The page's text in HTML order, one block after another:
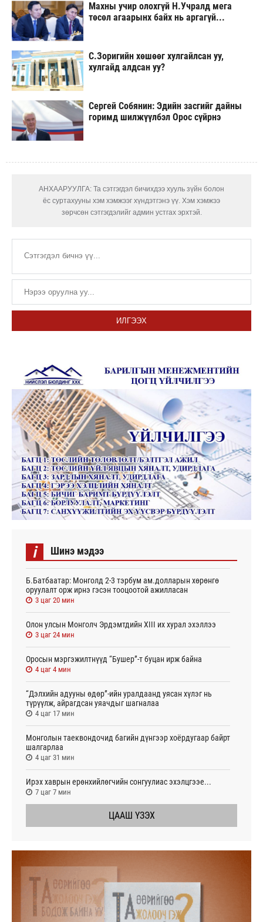
Махны учир олохгүй Н.Учралд мега
төсөл агаарынх байх нь аргагүй...
С.Зоригийн хөшөөг хулгайлсан уу,
хулгайд алдсан уу?
Сергей Собянин: Эдийн засгийг дайны
горимд шилжүүлбэл Орос сүйрнэ
АНХААРУУЛГА: Та сэтгэгдэл бичихдээ хууль зүйн болон
ёс суртахууны хэм хэмжээг хүндэтгэнэ үү. Хэм хэмжээ
зөрчсөн сэтгэгдэлийг админ устгах эрхтэй.
ИЛГЭЭХ
i Шинэ мэдээ
Б.Батбаатар: Монголд 2-3 тэрбум ам.долларын хөрөнгө
оруулалт орж ирнэ гэсэн тооцоотой ажилласан
3 цаг 20 мин
Олон улсын Монголч Эрдэмтдийн XIII их хурал эхэллээ
3 цаг 24 мин
Оросын мэргэжилтнүүд “Бушер”-т буцан ирж байна
4 цаг 4 мин
“Дэлхийн адууны өдөр”-ийн уралдаанд уясан хүлэг нь
түрүүлж, айрагдсан уяачдыг шагналаа
4 цаг 17 мин
Монголын таеквондочид багийн дүнгээр хоёрдугаар байрт
шалгарлаа
4 цаг 31 мин
Ирэх хаврын ерөнхийлөгчийн сонгуулиас эхэлцгээе...
7 цаг 7 мин
ЦААШ ҮЗЭХ